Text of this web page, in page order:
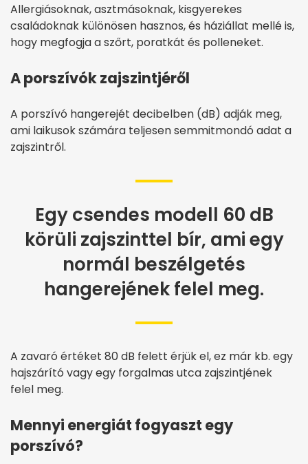
Allergiásoknak, asztmásoknak, kisgyerekes
családoknak különösen hasznos, és háziállat mellé is,
hogy megfogja a szőrt, poratkát és polleneket.
A porszívók zajszintjéről
A porszívó hangerejét decibelben (dB) adják meg,
ami laikusok számára teljesen semmitmondó adat a
zajszintről.
Egy csendes modell 60 dB
körüli zajszinttel bír, ami egy
normál beszélgetés
hangerejének felel meg.
A zavaró értéket 80 dB felett érjük el, ez már kb. egy
hajszárító vagy egy forgalmas utca zajszintjének
felel meg.
Mennyi energiát fogyaszt egy
porszívó?